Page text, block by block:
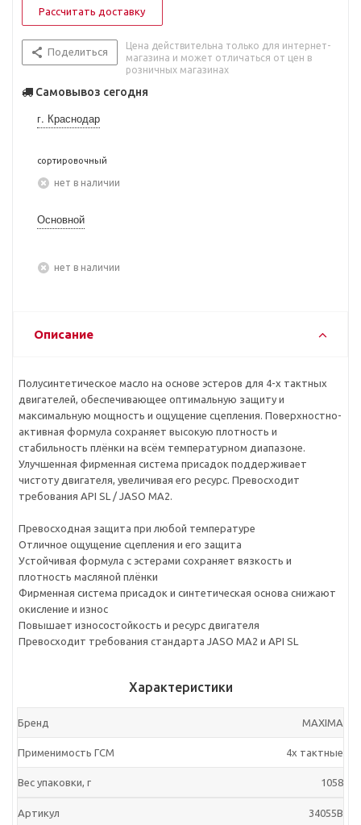
Рассчитать доставку
Поделиться
Цена действительна только для интернет-
магазина и может отличаться от цен в
розничных магазинах
Самовывоз сегодня
г. Краснодар
сортировочный
Нет в наличии
Основной
Нет в наличии
Описание
Полусинтетическое масло на основе эстеров для 4-х тактных
двигателей, обеспечивающее оптимальную защиту и
максимальную мощность и ощущение сцепления. Поверхностно-
активная формула сохраняет высокую плотность и
стабильность плёнки на всём температурном диапазоне.
Улучшенная фирменная система присадок поддерживает
чистоту двигателя, увеличивая его ресурс. Превосходит
требования API SL / JASO MA2.
Превосходная защита при любой температуре
Отличное ощущение сцепления и его защита
Устойчивая формула с эстерами сохраняет вязкость и
плотность масляной плёнки
Фирменная система присадок и синтетическая основа снижают
окисление и износ
Повышает износостойкость и ресурс двигателя
Превосходит требования стандарта JASO MA2 и API SL
Характеристики
Бренд MAXIMA
Применимость ГСМ 4х тактные
Вес упаковки, г 1058
Артикул 34055B